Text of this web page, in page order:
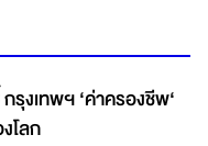
รุงเทพฯ ‘ค่าครองชีพ‘
บ 11 ของโลก